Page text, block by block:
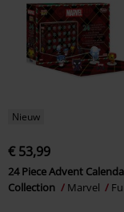
Nieuw
€ 53,99
24 Piece Advent
Collection
Marvel